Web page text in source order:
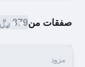
صفقات من379 ﷼
مزود